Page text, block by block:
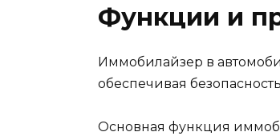
Функции и
Иммобилайзер в
обеспечивая
Основная функция